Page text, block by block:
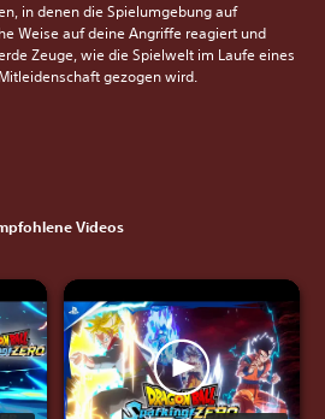
in denen die Spielumgebung auf
Weise auf deine Angriffe reagiert und
Zeuge, wie die Spielwelt im Laufe eines
gezogen wird.
Videos